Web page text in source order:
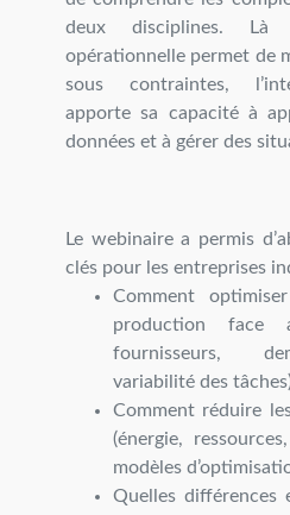
deux disciplines.
opérationnelle permet de
sous contraintes,
apporte sa capacité à
données et à gérer des
Le webinaire a permis
clés pour les entreprises
Comment
production face
fournisseurs,
variabilité des
Comment réduire
(énergie,
modèles
Quelles différences